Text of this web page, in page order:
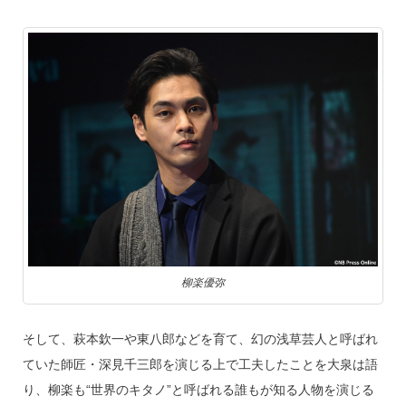
柳楽優弥
そして、萩本欽一や東八郎などを育て、幻の浅草芸人と呼ばれ
ていた師匠・深見千三郎を演じる上で工夫したことを大泉は語
り、柳楽も“世界のキタノ”と呼ばれる誰もが知る人物を演じる